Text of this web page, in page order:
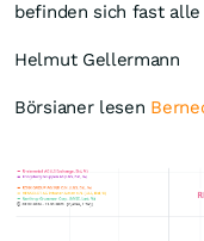
befinden sich fast
Helmut Gellermann
Börsianer lesen